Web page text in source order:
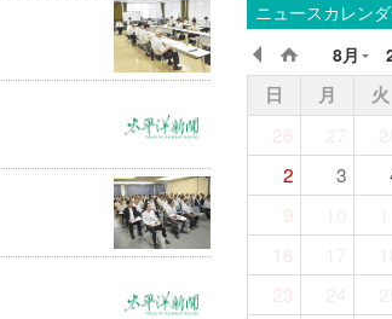
ニュースカレン
8月
日 月 火
26
2
3
9
16
23